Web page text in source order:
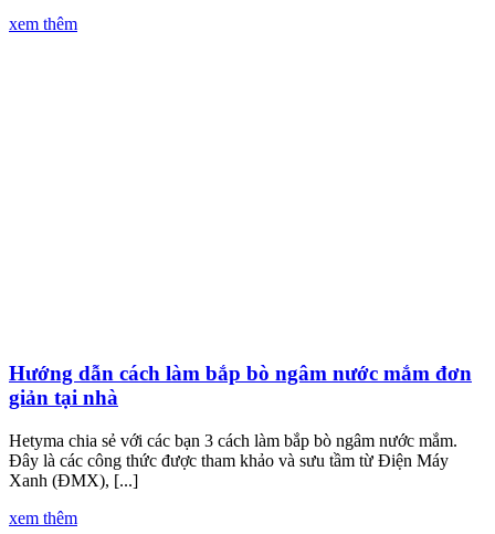
xem thêm
Hướng dẫn cách làm bắp bò ngâm nước mắm đơn
giản tại nhà
Hetyma chia sẻ với các bạn 3 cách làm bắp bò ngâm nước mắm.
Đây là các công thức được tham khảo và sưu tầm từ Điện Máy
Xanh (ĐMX), [...]
xem thêm